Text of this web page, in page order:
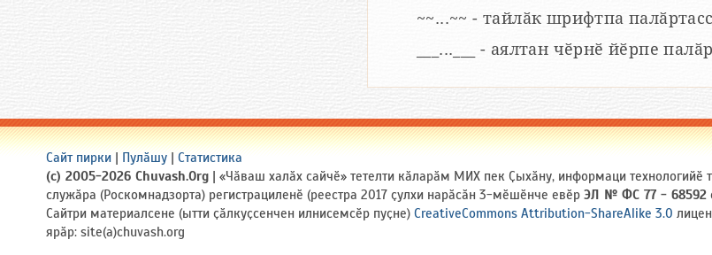
~~...~~ - тайлӑк шрифтпа
___...___ - аялтан чӗрнӗ йӗрпе
Сайт пирки | Пулӑшу | Статистика
(c) 2005-2026 Chuvash.Org | «Чӑваш халӑх сайчӗ» тетелти кӑларӑм МИХ пек Ҫыхӑну, информаци
служӑра (Роскомнадзорта) регистрациленӗ (реестра 2017 ҫулхи нарӑсӑн 3-мӗшӗнче евӗр ЭЛ № ФС 77 - 68592
Сайтри материалсене (ытти ҫӑлкуҫсенчен илнисемсӗр пуҫне) CreativeCommons Attribution-ShareAlike 3.0
ярӑр: site(a)chuvash.org